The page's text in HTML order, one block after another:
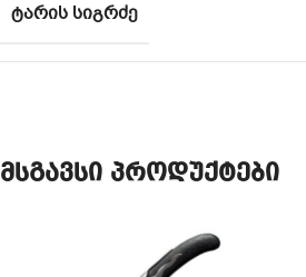
ᲢᲐᲠᲘᲡ ᲡᲘᲒᲠᲫᲔ
მსგავსი პროდუქტები